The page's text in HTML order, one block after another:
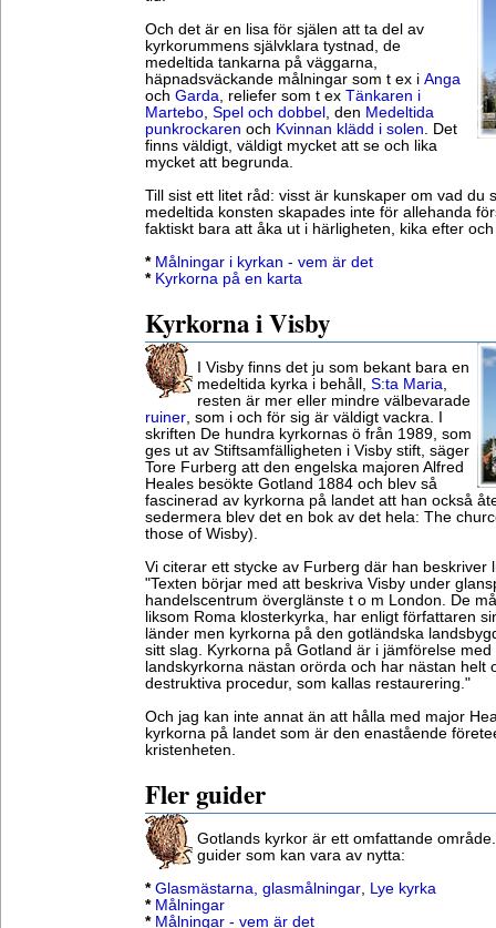
Och det är en lisa för själen att ta del av
kyrkorummens självklara tystnad, de
medeltida tankarna på väggarna,
häpnadsväckande målningar som t ex i Anga
och Garda, reliefer som t ex Tänkaren i
Martebo, Spel och dobbel , den Medeltida
punkrockaren och Kvinnan klädd i solen. Det
finns väldigt, väldigt mycket att se och lika
mycket att begrunda.
Till sist ett litet råd: visst är kunskaper om vad du
medeltida konsten skapades inte för allehanda
faktiskt bara att åka ut i härligheten, kika efter
* Målningar i kyrkan - vem är det
* Kyrkorna på en karta
Kyrkorna i Visby
I Visby finns det ju som bekant bara en
medeltida kyrka i behåll, S:ta Maria,
resten är mer eller mindre välbevarade
ruiner, som i och för sig är väldigt vackra. I
skriften De hundra kyrkornas ö från 1989, som
ges ut av Stiftsamfälligheten i Visby stift, säger
Tore Furberg att den engelska majoren Alfred
Heales besökte Gotland 1884 och blev så
fascinerad av kyrkorna på landet att han också
sedermera blev det en bok av det hela: The
those of Wisby).
Vi citerar ett stycke av Furberg där han beskriver
"Texten börjar med att beskriva Visby under
handelscentrum överglänste t o m London. De
liksom Roma klosterkyrka, har enligt författaren
länder men kyrkorna på den gotländska
sitt slag. Kyrkorna på Gotland är i jämförelse med
landskyrkorna nästan orörda och har nästan helt
destruktiva procedur, som kallas restaurering."
Och jag kan inte annat än att hålla med major
kyrkorna på landet som är den enastående
kristenheten.
Fler guider
Gotlands kyrkor är ett omfattande
guider som kan vara av nytta:
* Glasmästarna, glasmålningar, Lye kyrka
* Målningar
* Målningar - vem är det